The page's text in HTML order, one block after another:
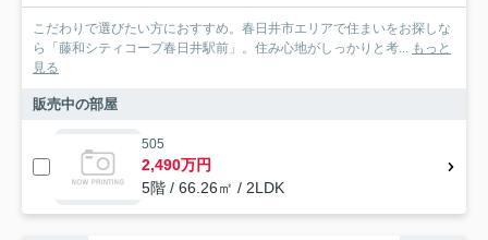
こだわりで選びたい方におすすめ。春日井市エリアで住まいをお探しな
ら「藤和シティコープ春日井駅前」。住み心地がしっかりと考... もっと
見る
販売中の部屋
505
2,490万円
5階 / 66.26㎡ / 2LDK